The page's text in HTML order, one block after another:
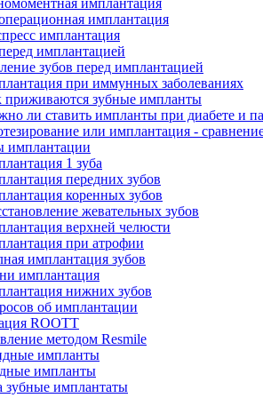
имплантация
имплантация
имплантация
имплантацией
зубов перед имплантацией
при иммунных заболеваниях
приживаются зубные импланты
ли ставить импланты при диабете и
или имплантация -
имплантации
1 зуба
передних зубов
коренных зубов
жевательных зубов
верхней челюсти
при атрофии
имплантация зубов
имплантация
нижних зубов
об имплантации
ROOTT
методом Resmile
импланты
импланты
зубные имплантаты